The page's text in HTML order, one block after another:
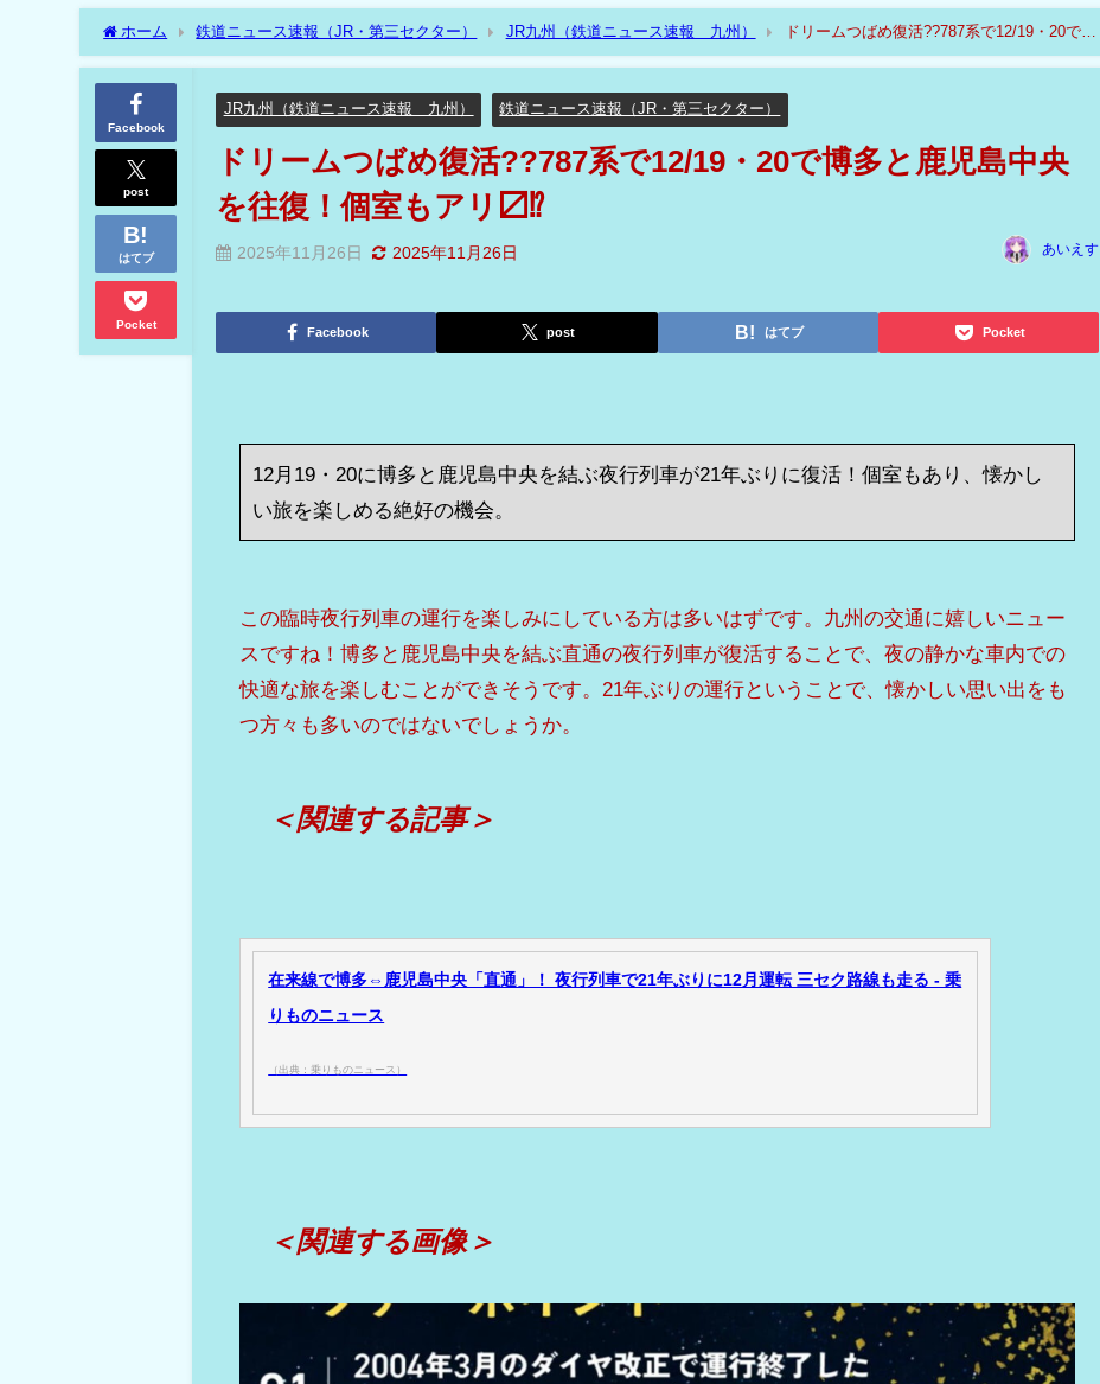
ホーム 鉄道ニュース速報（JR・第三セクター） JR九州（鉄道ニュース速報 九州）
ドリームつばめ復活??787系で12/19・20で博
多と鹿児島中央を往復！個室もアリ〼⁉
Facebook
post
はてブ
Pocket
JR九州（鉄道ニュース速報 九州） 鉄道ニュース速報（JR・第三セクター）
ドリームつばめ復活??787系で12/19・20で博多と鹿児島中央
を往復！個室もアリ〼⁉
2025年11月26日 2025年11月26日 あいえす
Facebook post はてブ Pocket
12月19・20に博多と鹿児島中央を結ぶ夜行列車が21年ぶりに復活！個室もあり、懐かし
い旅を楽しめる絶好の機会。
この臨時夜行列車の運行を楽しみにしている方は多いはずです。九州の交通に嬉しいニュー
スですね！博多と鹿児島中央を結ぶ直通の夜行列車が復活することで、夜の静かな車内での
快適な旅を楽しむことができそうです。21年ぶりの運行ということで、懐かしい思い出をも
つ方々も多いのではないでしょうか。
＜関連する記事＞
在来線で博多⇔鹿児島中央「直通」！ 夜行列車で21年ぶりに12月運転 三セク路線も走る - 乗
りものニュース
（出典：乗りものニュース）
＜関連する画像＞